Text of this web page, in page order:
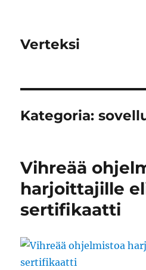
Verteksi
Kategoria:
Vihreää
harjoittajille eli
sertifikaatti